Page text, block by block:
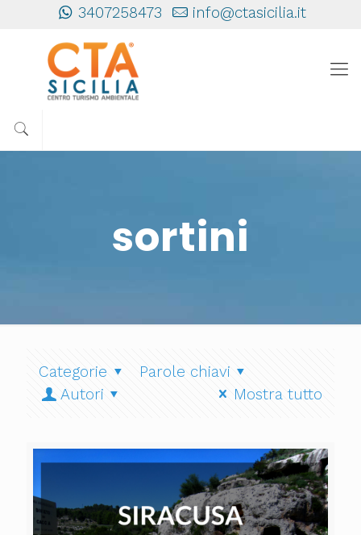
3407258473 info@ctasicilia.it
sortini
Categorie
Parole chiavi
Autori
Mostra tutto